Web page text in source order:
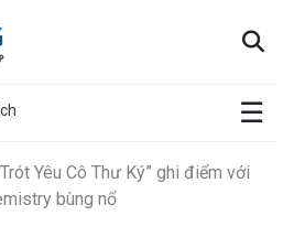
☰
×
Yêu Cô Thư Ký” ghi điểm với
bùng nổ